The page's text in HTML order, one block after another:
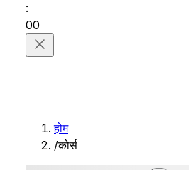
:
00
होम
/कोर्स